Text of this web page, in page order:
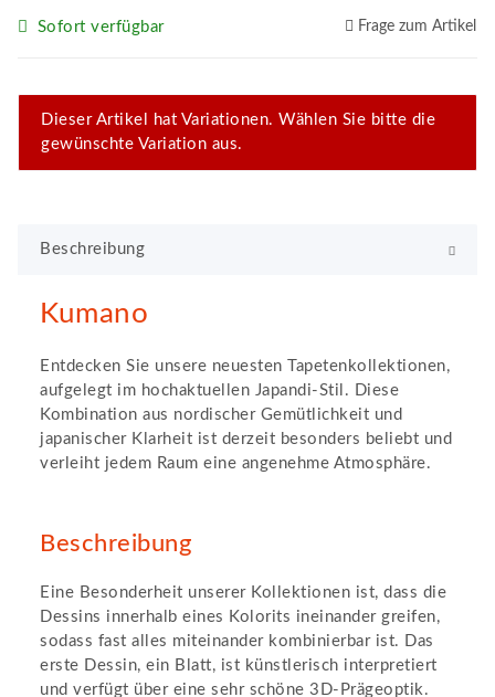
Sofort verfügbar Frage zum Artikel
x
Dieser Artikel hat Variationen. Wählen Sie bitte die
gewünschte Variation aus.
Beschreibung
Kumano
Entdecken Sie unsere neuesten Tapetenkollektionen,
aufgelegt im hochaktuellen Japandi-Stil. Diese
Kombination aus nordischer Gemütlichkeit und
japanischer Klarheit ist derzeit besonders beliebt und
verleiht jedem Raum eine angenehme Atmosphäre.
Beschreibung
Eine Besonderheit unserer Kollektionen ist, dass die
Dessins innerhalb eines Kolorits ineinander greifen,
sodass fast alles miteinander kombinierbar ist. Das
erste Dessin, ein Blatt, ist künstlerisch interpretiert
und verfügt über eine sehr schöne 3D-Prägeoptik.